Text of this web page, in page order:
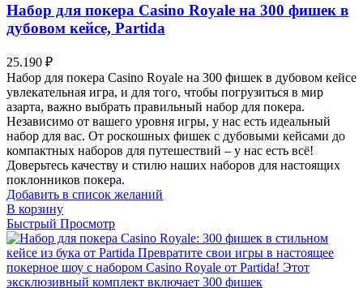
Набор для покера Casino Royale на 300 фишек в
дубовом кейсе, Partida
25.190 ₽
Набор для покера Casino Royale на 300 фишек в дубовом кейсе
увлекательная игра, и для того, чтобы погрузиться в мир
азарта, важно выбрать правильный набор для покера.
Независимо от вашего уровня игры, у нас есть идеальный
набор для вас. От роскошных фишек с дубовыми кейсами до
компактных наборов для путешествий – у нас есть всё!
Доверьтесь качеству и стилю наших наборов для настоящих
поклонников покера.
Добавить в список желаний
В корзину
Быстрый Просмотр